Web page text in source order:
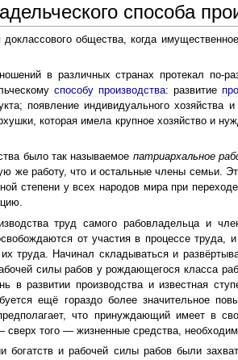
способа
доклассового общества, когда
в различных странах протекал
способу производства: развитие
появление индивидуального хозяйства
которая имела крупное хозяйство и
было так называемое патриархальное
же работу, что и остальные члены семьи.
степени у всех народов мира при
труд самого рабовладельца и
от участия в процессе труда,
труда. Начинал складываться и
силы рабов у рождающегося класса
в развитии производства и известная
ещё гораздо более значительное
что принуждающий имеет в
сверх того — жизненные средства,
богатств и рабочей силы рабов были